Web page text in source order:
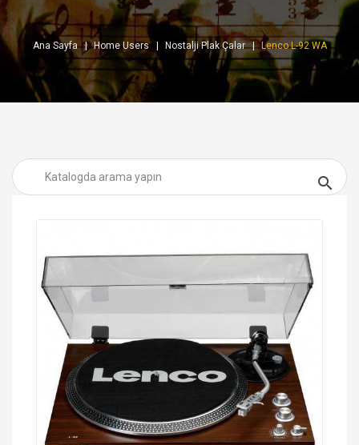
Ana Sayfa Home Users Nostalji Plak Çalar Lenco L-92 WA
